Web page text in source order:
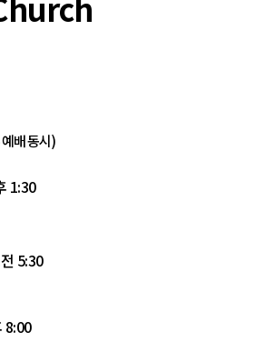
배 동시)
1:30
5:30
8:00